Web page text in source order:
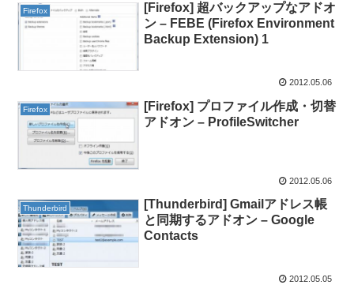
Firefox
[Firefox] 超バックアップなアドオ
ン – FEBE (Firefox Environment
Backup Extension) 1
2012.05.06
Firefox
[Firefox] プロファイル作成・切替
アドオン – ProfileSwitcher
2012.05.06
Thunderbird
[Thunderbird] Gmailアドレス帳
と同期するアドオン – Google
Contacts
2012.05.05